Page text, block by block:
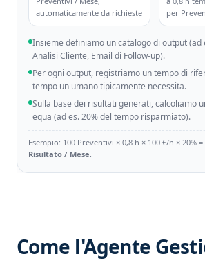
automaticamente da richieste
per
Insieme definiamo un catalogo di output (ad
Analisi Cliente, Email di Follow-up).
Per ogni output, registriamo un tempo di
tempo un umano tipicamente necessita.
Sulla base dei risultati generati, calcoliamo
equa (ad es. 20% del tempo risparmiato).
Esempio: 100 Preventivi × 0,8 h × 100 €/h × 20% =
Risultato / Mese.
Come l'Agente